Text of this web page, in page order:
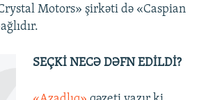
Motors» şirkəti də «Caspian
SEÇKİ NECƏ DƏFN EDİLDİ?